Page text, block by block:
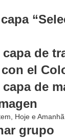
de
el
de
grupo